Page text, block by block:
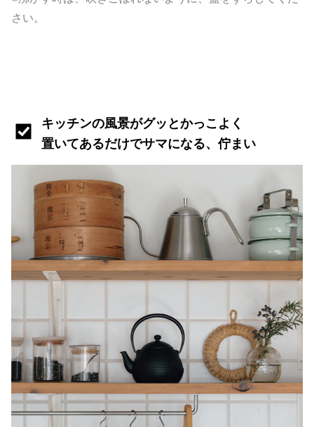
さい。
キッチンの風景がグッとかっこよく
置いてあるだけでサマになる、佇まい